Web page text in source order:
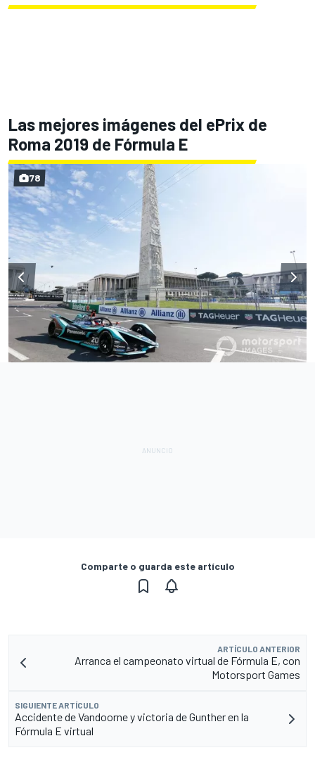
Las mejores imágenes del ePrix de
Roma 2019 de Fórmula E
78
Comparte o guarda este artículo
ARTÍCULO ANTERIOR
Arranca el campeonato virtual de Fórmula E, con
Motorsport Games
SIGUIENTE ARTÍCULO
Accidente de Vandoorne y victoria de Gunther en la
Fórmula E virtual